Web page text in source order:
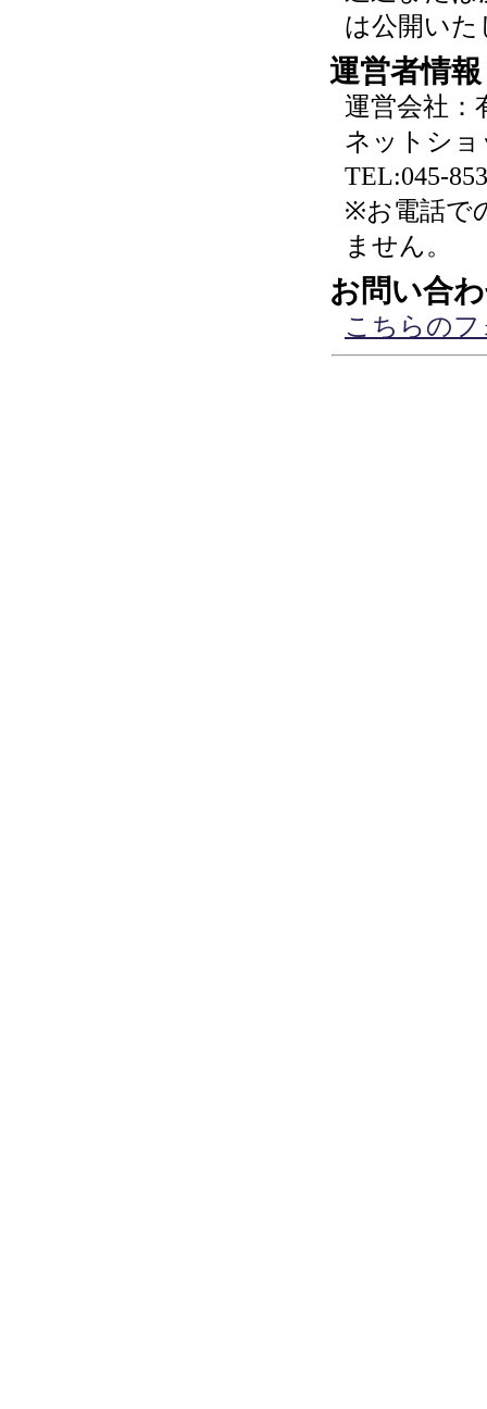
は公開い
運営者情報
運営会社：
ネットショ
TEL:045-
※お電話で
ません。
お問い合
こちらの